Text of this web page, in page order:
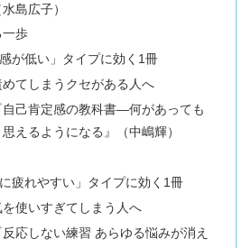
島広子）
歩
が低い」タイプに効く1冊
てしまうクセがある人へ
自己肯定感の教科書―何があっても
思えるようになる』（中嶋輝）
疲れやすい」タイプに効く1冊
使いすぎてしまう人へ
応しない練習 あらゆる悩みが消え